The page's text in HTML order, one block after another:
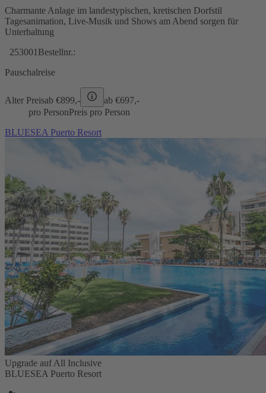
Charmante Anlage im landestypischen, kretischen Dorfstil
Tagesanimation, Live-Musik und Shows am Abend sorgen für
Unterhaltung
253001 Bestellnr.:
Pauschalreise
Alter Preisab €899,- ab €697,-
pro PersonPreis pro Person
BLUESEA Puerto Resort
Upgrade auf All Inclusive
BLUESEA Puerto Resort